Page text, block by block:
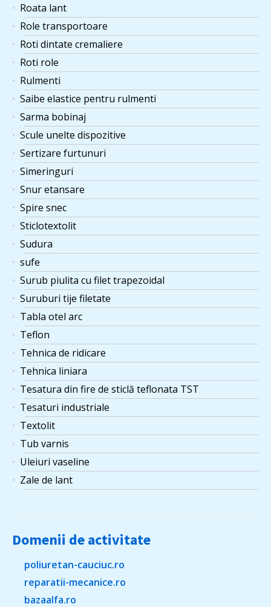
Roata lant
Role transportoare
Roti dintate cremaliere
Roti role
Rulmenti
Saibe elastice pentru rulmenti
Sarma bobinaj
Scule unelte dispozitive
Sertizare furtunuri
Simeringuri
Snur etansare
Spire snec
Sticlotextolit
Sudura
sufe
Surub piulita cu filet trapezoidal
Suruburi tije filetate
Tabla otel arc
Teflon
Tehnica de ridicare
Tehnica liniara
Tesatura din fire de sticlă teflonata TST
Tesaturi industriale
Textolit
Tub varnis
Uleiuri vaseline
Zale de lant
Domenii de activitate
poliuretan-cauciuc.ro
reparatii-mecanice.ro
bazaalfa.ro